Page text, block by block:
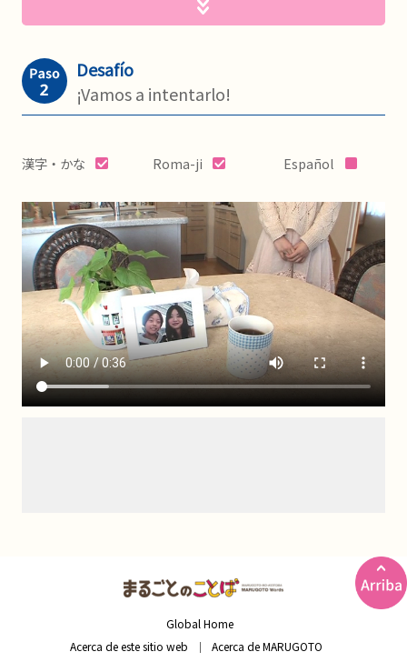
Desafío
¡Vamos a intentarlo!
漢字・かな Roma-ji Español
Global Home
Acerca de este sitio web
Acerca de MARUGOTO